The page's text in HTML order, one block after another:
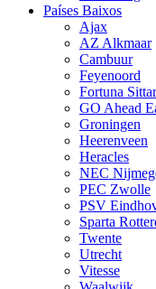
Países Baixos
Ajax
AZ Alkmaar
Cambuur
Feyenoord
Fortuna
GO Ahead
Groningen
Heerenveen
Heracles
NEC
PEC Zwolle
PSV
Sparta
Twente
Utrecht
Vitesse